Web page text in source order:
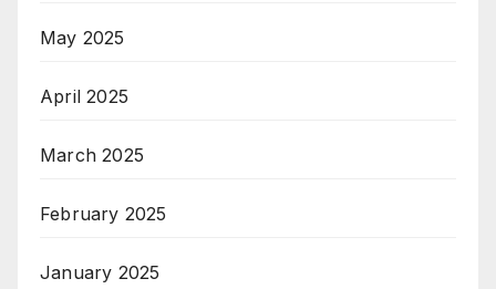
May 2025
April 2025
March 2025
February 2025
January 2025